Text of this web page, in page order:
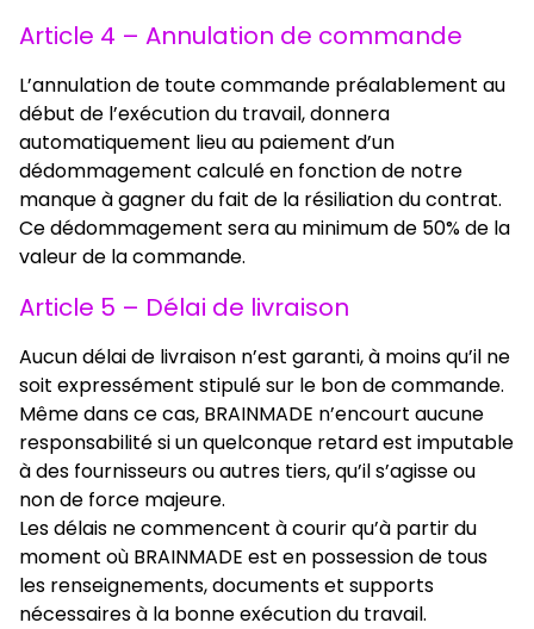
Article 4 – Annulation de commande
L’annulation de toute commande préalablement au
début de l’exécution du travail, donnera
automatiquement lieu au paiement d’un
dédommagement calculé en fonction de notre
manque à gagner du fait de la résiliation du contrat.
Ce dédommagement sera au minimum de 50% de la
valeur de la commande.
Article 5 – Délai de livraison
Aucun délai de livraison n’est garanti, à moins qu’il ne
soit expressément stipulé sur le bon de commande.
Même dans ce cas, BRAINMADE n’encourt aucune
responsabilité si un quelconque retard est imputable
à des fournisseurs ou autres tiers, qu’il s’agisse ou
non de force majeure.
Les délais ne commencent à courir qu’à partir du
moment où BRAINMADE est en possession de tous
les renseignements, documents et supports
nécessaires à la bonne exécution du travail.